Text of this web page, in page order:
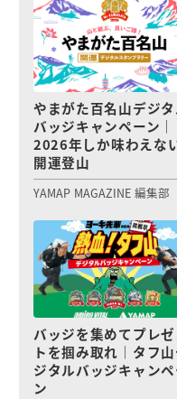
やまがた百名山デジ
バッジキャンペーン｜
2026年しか味わえな
開運登山
YAMAP MAGAZINE 編集部
バッジを集めてプレ
トを掴み取れ｜タフ
ジタルバッジキャン
ン